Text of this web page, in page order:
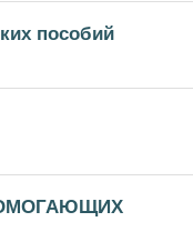
пособий